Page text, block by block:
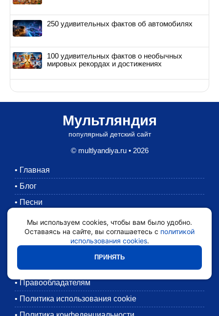
250 удивительных фактов об автомобилях
100 удивительных фактов о необычных
мировых рекордах и достижениях
Мультляндия
популярный детский сайт
© multlyandiya.ru • 2026
• Главная
• Блог
• Песни
Раскраски
Картинки
•
•
• Правообладателям
• Политика использования cookie
Мы используем cookies, чтобы вам было удобно.
Оставаясь на сайте, вы соглашаетесь с политикой
использования cookies.
ПРИНЯТЬ